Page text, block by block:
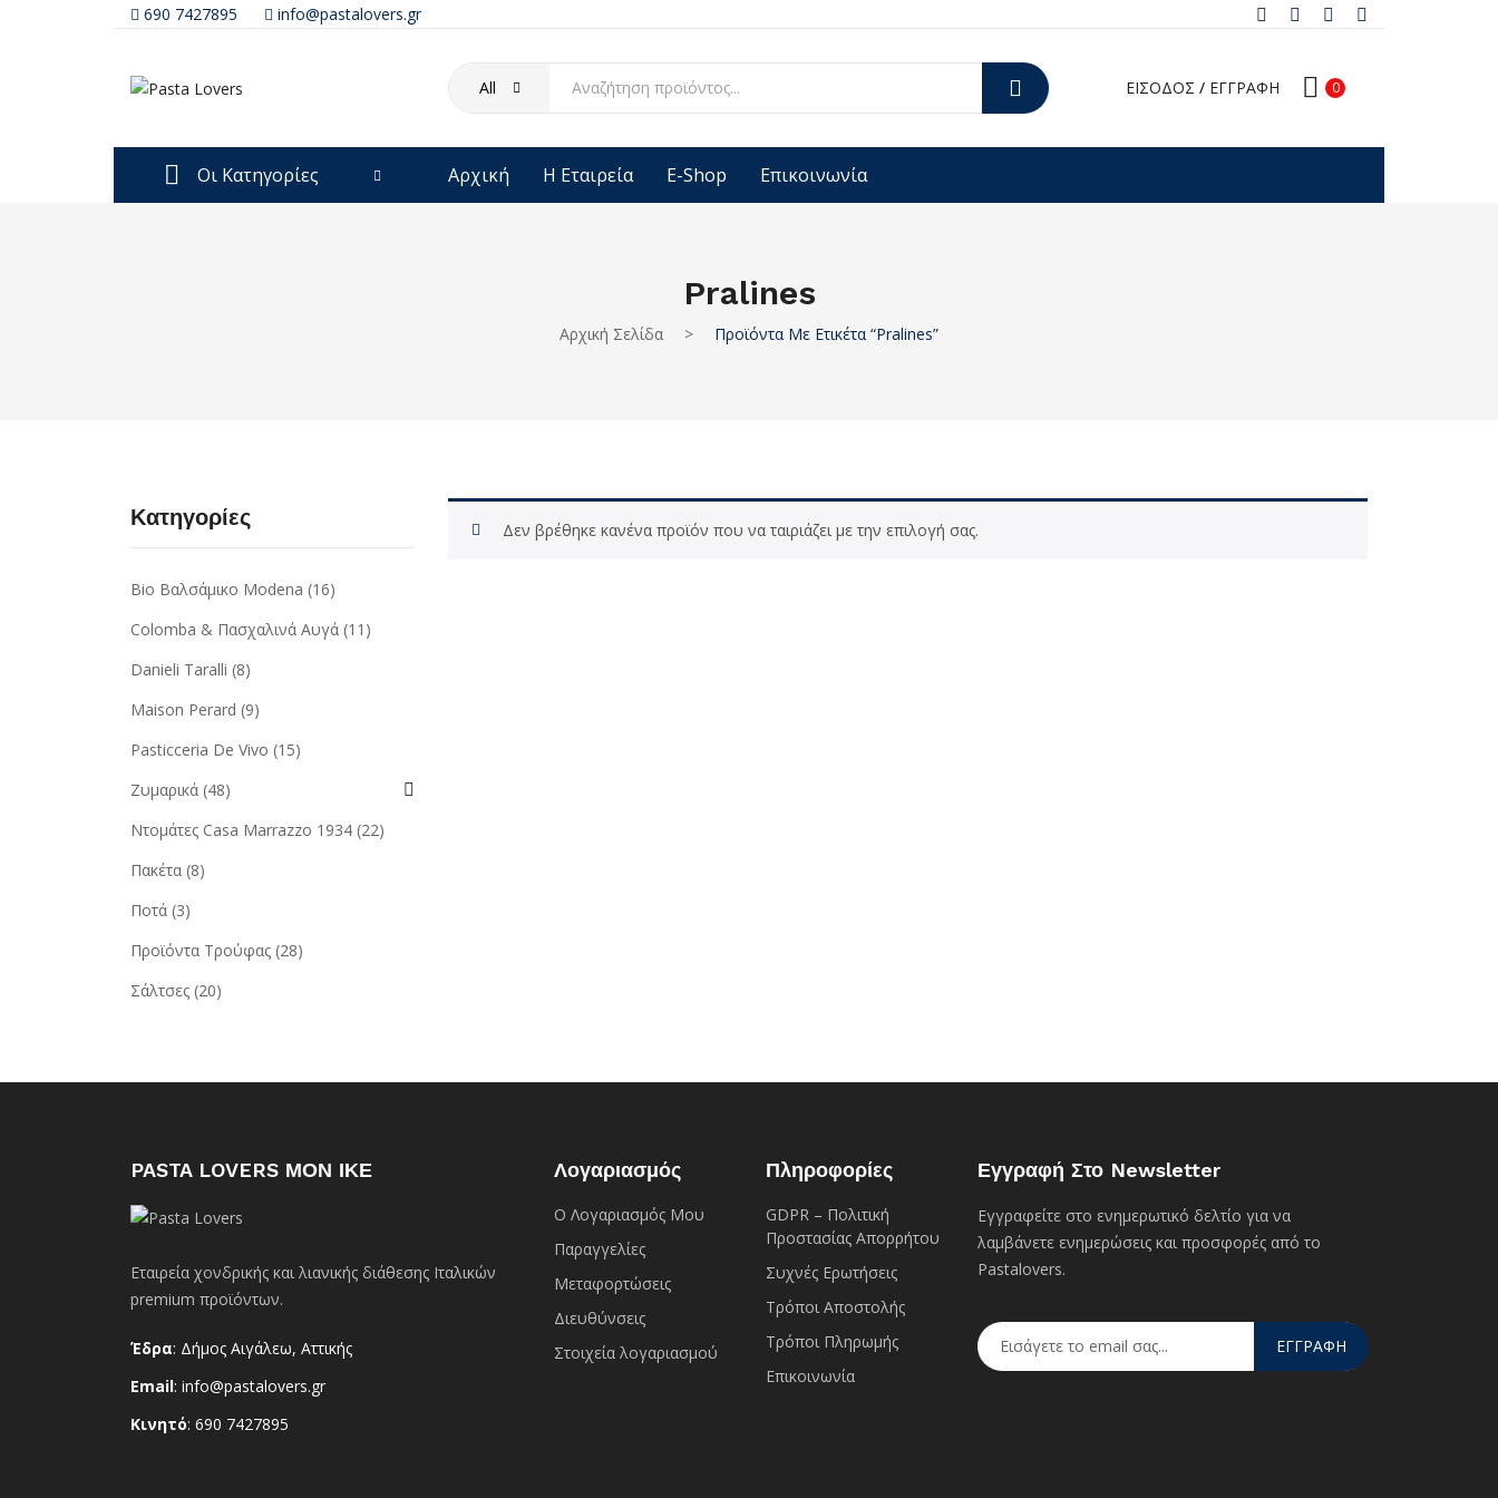
690 7427895 info@pastalovers.gr
All ΕΙΣΟΔΟΣ / ΕΓΓΡΑΦΗ 0
Οι Κατηγορίες Αρχική Η Εταιρεία E-Shop Επικοινωνία
Pralines
Αρχική Σελίδα > Προϊόντα Με Ετικέτα “pralines”
Δεν βρέθηκε κανένα προϊόν που να ταιριάζει με την επιλογή σας.
Κατηγορίες
Bio Βαλσάμικο Modena (16)
Colomba & Πασχαλινά Αυγά (11)
Danieli Taralli (8)
Maison Perard (9)
Pasticceria De Vivo (15)
Ζυμαρικά (48)
Ντομάτες Casa Marrazzo 1934 (22)
Πακέτα (8)
Ποτά (3)
Προϊόντα Τρούφας (28)
Σάλτσες (20)
PASTA LOVERS ΜΟΝ ΙΚΕ
Εταιρεία χονδρικής και λιανικής διάθεσης Ιταλικών
premium προϊόντων.
Έδρα: Δήμος Αιγάλεω, Αττικής
Email: info@pastalovers.gr
Κινητό: 690 7427895
Λογαριασμός
Ο Λογαριασμός Μου
Παραγγελίες
Μεταφορτώσεις
Διευθύνσεις
Στοιχεία λογαριασμού
Πληροφορίες
GDPR – Πολιτική
Προστασίας Απορρήτου
Συχνές Eρωτήσεις
Τρόποι Αποστολής
Τρόποι Πληρωμής
Επικοινωνία
Εγγραφή Στο Newsletter
Εγγραφείτε στο ενημερωτικό δελτίο για να
λαμβάνετε ενημερώσεις και προσφορές από το
Pastalovers.
ΕΓΓΡΑΦΗ